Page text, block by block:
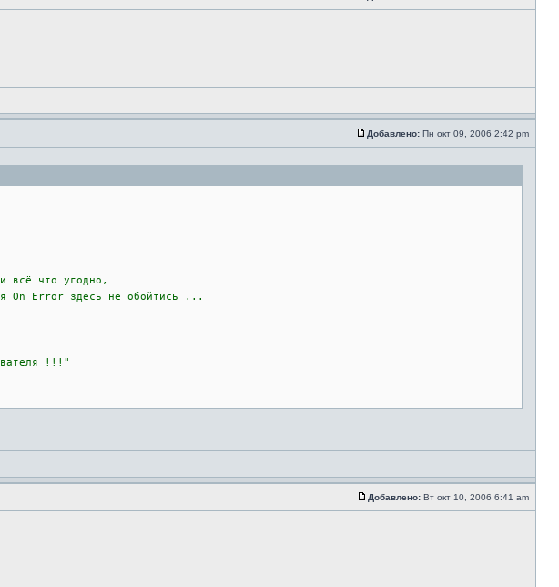
Добавлено: Пн окт 09, 2006 2:42 pm
что угодно,
Error здесь не обойтись ...
!!!"
Добавлено: Вт окт 10, 2006 6:41 am